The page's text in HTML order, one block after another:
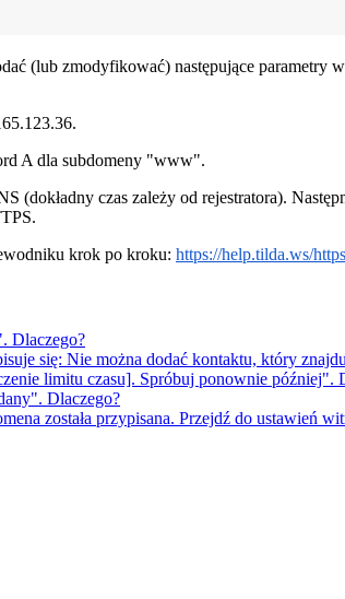
(lub zmodyfikować) następujące parametry
A dla subdomeny "www".
(dokładny czas zależy od rejestratora).
krok po kroku: https://help.tilda.ws/https
Dlaczego?
się: Nie można dodać kontaktu, który
limitu czasu]. Spróbuj ponownie później".
Dlaczego?
została przypisana. Przejdź do ustawień